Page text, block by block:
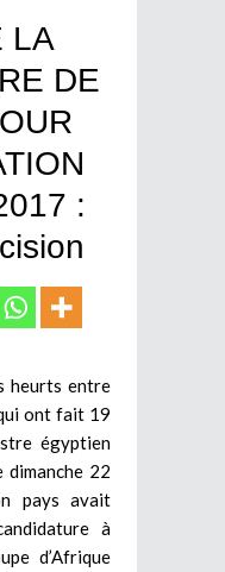
LA
DE
:
heurts entre
ont fait 19
égyptien
dimanche 22
pays avait
à
d’Afrique